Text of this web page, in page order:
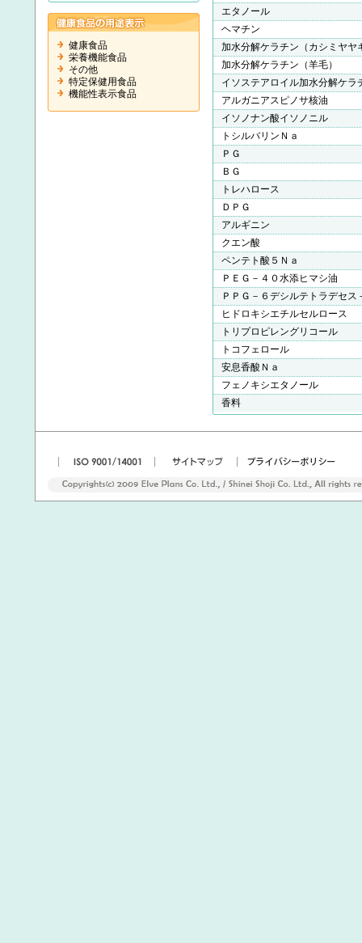
エタノール
ヘマチン
加水分解ケラチン（カシミヤヤ
加水分解ケラチン（羊毛）
イソステアロイル加水分解ケラ
アルガニアスピノサ核油
イソノナン酸イソノニル
トシルバリンＮａ
ＰＧ
ＢＧ
トレハロース
ＤＰＧ
アルギニン
クエン酸
ペンテト酸５Ｎａ
ＰＥＧ－４０水添ヒマシ油
ＰＰＧ－６デシルテトラデセス
ヒドロキシエチルセルロース
トリプロピレングリコール
トコフェロール
安息香酸Ｎａ
フェノキシエタノール
香料
健康食品
栄養機能食品
その他
特定保健用食品
機能性表示食品
|